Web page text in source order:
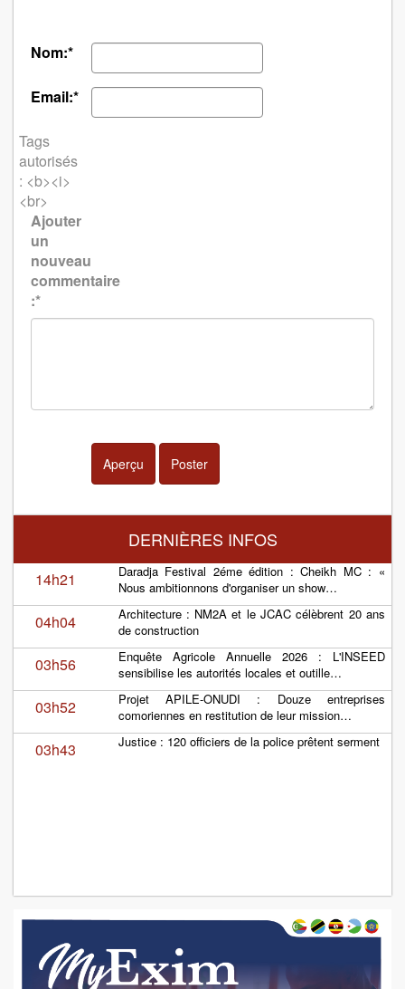
Nom:*
Email:*
Tags
autorisés
: <b><i>
<br>
Ajouter
un
nouveau
commentaire
:*
Aperçu Poster
DERNIÈRES INFOS
14h21
Daradja Festival 2éme édition : Cheikh MC : «
Nous ambitionnons d'organiser un show…
04h04
Architecture : NM2A et le JCAC célèbrent 20 ans
de construction
03h56
Enquête Agricole Annuelle 2026 : L'INSEED
sensibilise les autorités locales et outille…
03h52
Projet APILE-ONUDI : Douze entreprises
comoriennes en restitution de leur mission…
03h43 Justice : 120 officiers de la police prêtent serment